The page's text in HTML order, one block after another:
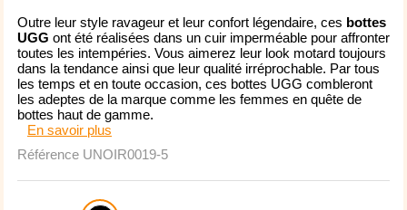
Outre leur style ravageur et leur confort légendaire, ces bottes
UGG ont été réalisées dans un cuir imperméable pour affronter
toutes les intempéries. Vous aimerez leur look motard toujours
dans la tendance ainsi que leur qualité irréprochable. Par tous
les temps et en toute occasion, ces bottes UGG combleront
les adeptes de la marque comme les femmes en quête de
bottes haut de gamme.
En savoir plus
Référence UNOIR0019-5